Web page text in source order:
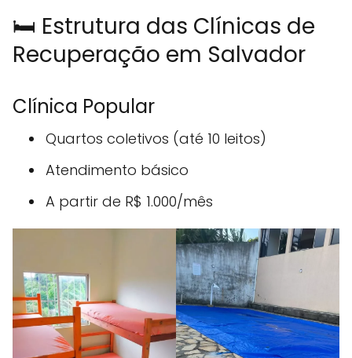
🛏️ Estrutura das Clínicas de
Recuperação em Salvador
Clínica Popular
Quartos coletivos (até 10 leitos)
Atendimento básico
A partir de R$ 1.000/mês